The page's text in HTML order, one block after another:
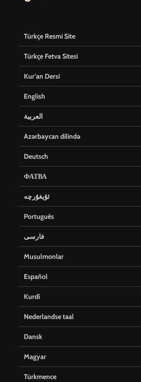
Türkçe Resmi Site
Türkçe Fetva Sitesi
Kur’an Dersi
English
العربية
Azərbaycan dilində
Deutsch
ФАТВА
ئۇيغۇرچە
Português
فارسی
Musulmonlar
Español
Kurdî
Nederlandse taal
Dansk
Magyar
Türkmence